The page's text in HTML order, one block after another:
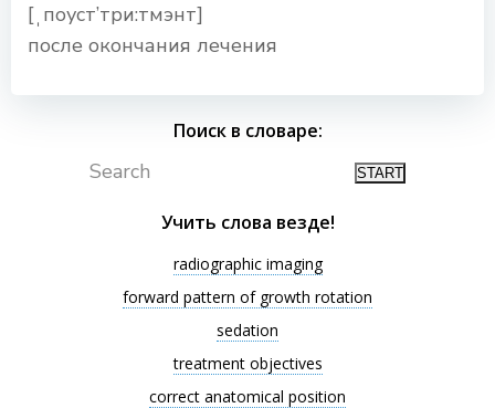
[ˌпоуст’три:тмэнт]
после окончания лечения
Поиск в словаре:
Search
Учить слова везде!
radiographic imaging
forward pattern of growth rotation
sedation
treatment objectives
correct anatomical position